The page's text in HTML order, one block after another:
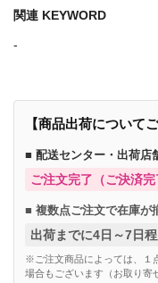
関連 KEYWORD
-
【商品出荷についてご
■ 配送センター・出荷店
ご注文完了（ご決済
■ 複数点ご注文で在庫が
出荷までに4日～7日
※ご注文商品によっては、１
場合もございます（お取り寄